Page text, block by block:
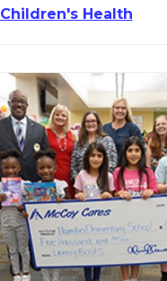
Children's Health